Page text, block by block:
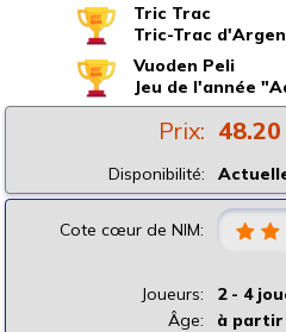
Tric Trac
Tric-Trac
Vuoden Peli
Jeu de l'année
Prix:
Disponibilité:
Cote cœur de NIM:
Joueurs:
2 - 4
Âge:
à partir